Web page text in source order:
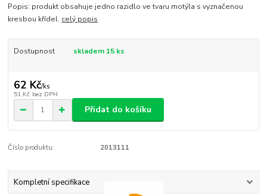
Popis: produkt obsahuje jedno razidlo ve tvaru motýla s vyznačenou
kresbou křídel. celý popis
Dostupnost skladem 15 ks
62 Kč/ks
51 Kč bez DPH
Přidat do košíku
Číslo produktu: 2013111
Kompletní specifikace